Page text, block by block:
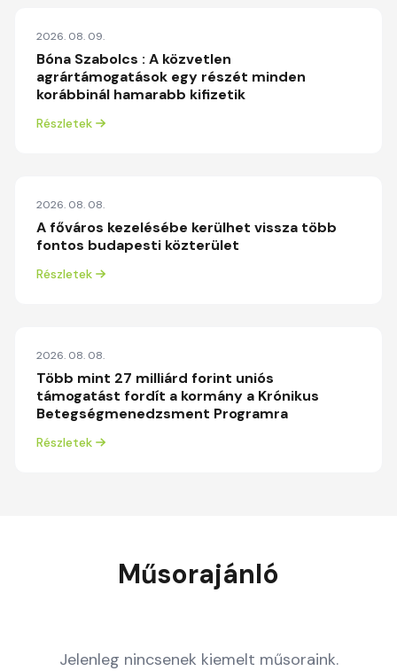
2026. 08. 09.
Bóna Szabolcs : A közvetlen
agrártámogatások egy részét minden
korábbinál hamarabb kifizetik
Részletek
2026. 08. 08.
A főváros kezelésébe kerülhet vissza több
fontos budapesti közterület
Részletek
2026. 08. 08.
Több mint 27 milliárd forint uniós
támogatást fordít a kormány a Krónikus
Betegségmenedzsment Programra
Részletek
Műsorajánló
Jelenleg nincsenek kiemelt műsoraink.